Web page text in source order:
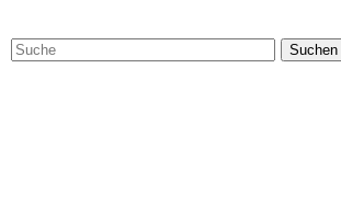
Suchen